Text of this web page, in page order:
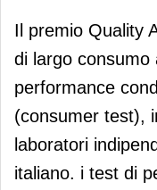
Il premio Quality
di largo
performance
(consumer test),
laboratori
italiano. i test di